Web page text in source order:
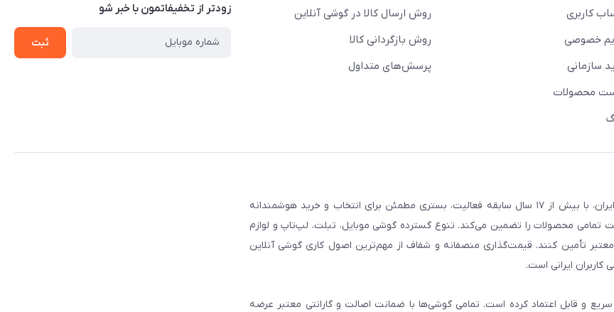
کاربری
خصوصی
سازمانی
محصولات
روش ارسال کالا در گوشی آنلاین
روش بازگردانی کالا
پرسش‌های متداول
زودتر از تخفیفاتمون با خبر شو
ثبت
فروشگاه گوشی آنلاین به‌عنوان یکی از مراجع تخصصی خرید لوازم دیجیتال در ایران، با بیش از ۱۷ سال سابقه فعالیت، بستری مطمئن برای انتخاب و خرید هوشمندانه
تمامی محصولات را تضمین می‌کند. تنوع گسترده گوشی موبایل، تبلت، لپ‌تاپ و لوازم
معتبر تأمین کنند. قیمت‌گذاری منصفانه و شفاف از مهم‌ترین اصول کاری گوشی آنلاین
ایرانی است.
سریع و قابل اعتماد کرده است. تمامی گوشی‌ها با ضمانت اصالت و گارانتی معتبر عرضه